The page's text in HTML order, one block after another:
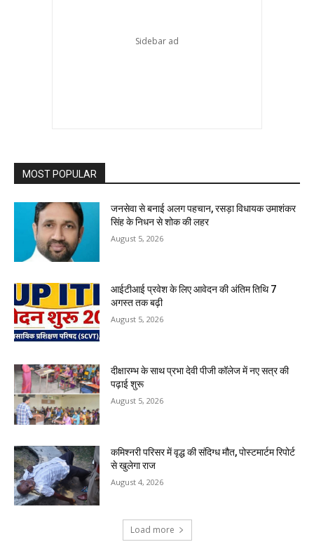
MOST POPULAR
जनसेवा से बनाई अलग पहचान, रसड़ा विधायक उमाशंकर
सिंह के निधन से शोक की लहर
August 5, 2026
आईटीआई प्रवेश के लिए आवेदन की अंतिम तिथि 7
अगस्त तक बढ़ी
August 5, 2026
दीक्षारम्भ के साथ प्रभा देवी पीजी कॉलेज में नए सत्र की
पढ़ाई शुरू
August 5, 2026
कमिश्नरी परिसर में वृद्ध की संदिग्ध मौत, पोस्टमार्टम रिपोर्ट
से खुलेगा राज
August 4, 2026
Load more